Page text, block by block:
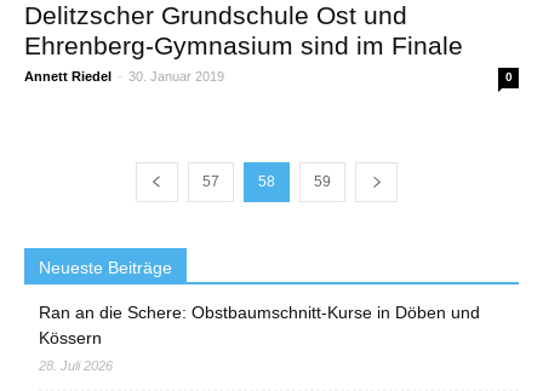
Delitzscher Grundschule Ost und
Ehrenberg-Gymnasium sind im Finale
Annett Riedel - 30. Januar 2019 0
57 58 59
Neueste Beiträge
Ran an die Schere: Obstbaumschnitt-Kurse in Döben und
Kössern
28. Juli 2026